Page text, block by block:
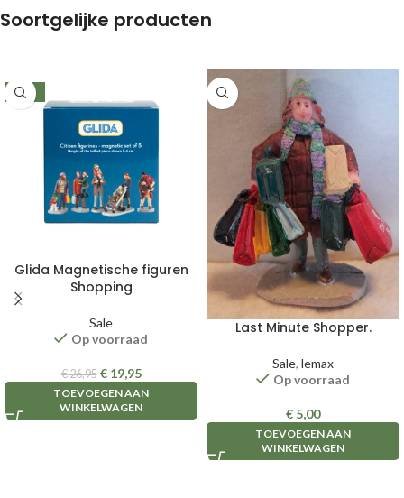
Soortgelijke producten
-26%
Glida Magnetische figuren
Shopping
Sale
Op voorraad
€26,95 €19,95
TOEVOEGEN AAN
WINKELWAGEN
Last Minute Shopper.
Sale, lemax
Op voorraad
€ 5,00
TOEVOEGEN AAN
WINKELWAGEN